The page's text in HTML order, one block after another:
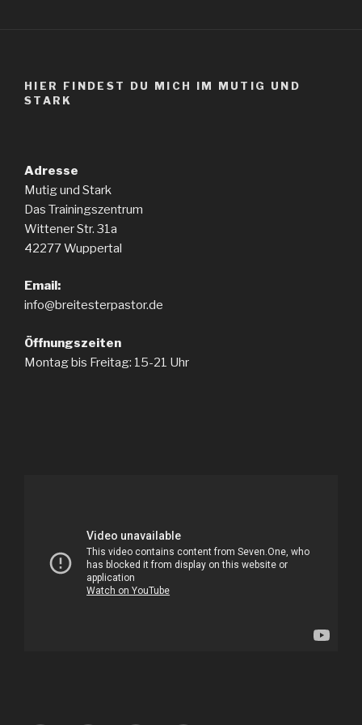
HIER FINDEST DU MICH IM MUTIG UND
STARK
Adresse
Mutig und Stark
Das Trainingszentrum
Wittener Str. 31a
42277 Wuppertal
Email:
info@breitesterpastor.de
Öffnungszeiten
Montag bis Freitag: 15-21 Uhr